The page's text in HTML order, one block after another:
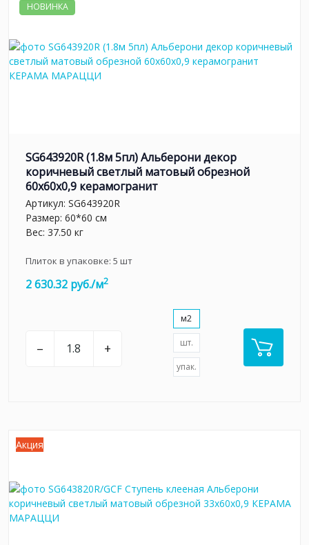
НОВИНКА
SG643920R (1.8м 5пл) Альберони декор
коричневый светлый матовый обрезной
60x60x0,9 керамогранит
Артикул: SG643920R
Размер: 60*60 см
Вес: 37.50 кг
Плиток в упаковке: 5 шт
2 630.32 руб./м2
– +
м2
шт.
упак.
Акция